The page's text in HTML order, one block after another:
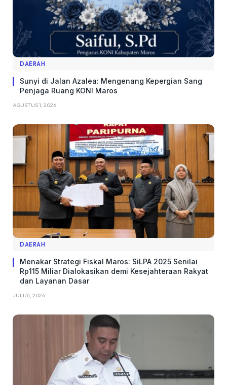
DAERAH
Sunyi di Jalan Azalea: Mengenang Kepergian Sang
Penjaga Ruang KONI Maros
AGUSTUS 1, 2026
DAERAH
Menakar Strategi Fiskal Maros: SiLPA 2025 Senilai
Rp115 Miliar Dialokasikan demi Kesejahteraan Rakyat
dan Layanan Dasar
JULI 31, 2026